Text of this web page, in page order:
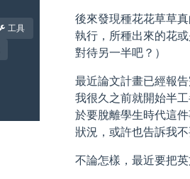
工具
後來發現種花花草草
執行，所種出來的花
對待另一半吧？）
最近論文計畫已經報
我很久之前就開始半
於要脫離學生時代這
狀況，或許也告訴我
不論怎樣，最近要把